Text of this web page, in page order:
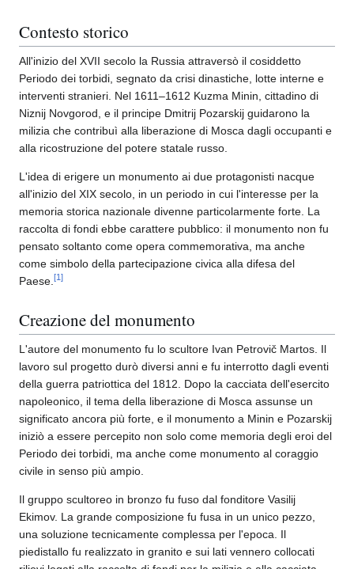
Contesto storico
All'inizio del XVII secolo la Russia attraversò il cosiddetto
Periodo dei torbidi, segnato da crisi dinastiche, lotte interne e
interventi stranieri. Nel 1611–1612 Kuzma Minin, cittadino di
Niznij Novgorod, e il principe Dmitrij Pozarskij guidarono la
milizia che contribuì alla liberazione di Mosca dagli occupanti e
alla ricostruzione del potere statale russo.
L'idea di erigere un monumento ai due protagonisti nacque
all'inizio del XIX secolo, in un periodo in cui l'interesse per la
memoria storica nazionale divenne particolarmente forte. La
raccolta di fondi ebbe carattere pubblico: il monumento non fu
pensato soltanto come opera commemorativa, ma anche
come simbolo della partecipazione civica alla difesa del
Paese. [1]
Creazione del monumento
L'autore del monumento fu lo scultore Ivan Petrovič Martos. Il
lavoro sul progetto durò diversi anni e fu interrotto dagli eventi
della guerra patriottica del 1812. Dopo la cacciata dell'esercito
napoleonico, il tema della liberazione di Mosca assunse un
significato ancora più forte, e il monumento a Minin e Pozarskij
iniziò a essere percepito non solo come memoria degli eroi del
Periodo dei torbidi, ma anche come monumento al coraggio
civile in senso più ampio.
Il gruppo scultoreo in bronzo fu fuso dal fonditore Vasilij
Ekimov. La grande composizione fu fusa in un unico pezzo,
una soluzione tecnicamente complessa per l'epoca. Il
piedistallo fu realizzato in granito e sui lati vennero collocati